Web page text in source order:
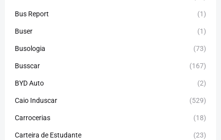
Bus Report (1)
Buser (1)
Busologia (73)
Busscar (167)
BYD Auto (2)
Caio Induscar (529)
Carrocerias (18)
Carteira de Estudante (23)